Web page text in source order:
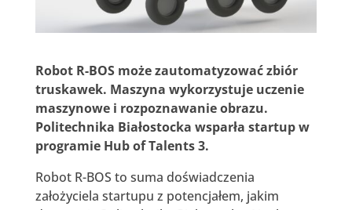
Robot R-BOS może zautomatyzować zbiór
truskawek. Maszyna wykorzystuje uczenie
maszynowe i rozpoznawanie obrazu.
Politechnika Białostocka wsparła startup w
programie Hub of Talents 3.
Robot R-BOS to suma doświadczenia
założyciela startupu z potencjałem, jakim